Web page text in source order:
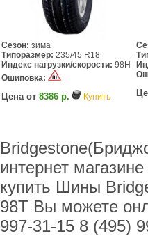
Сезон: зима
Типоразмер: 235/45 R18
Индекс нагрузки/скорости: 98H
Ошиповка:
Цена от 8386 р. Купить
интернет
купить Шины
98T Вы можете
997-31-15 8 (495)